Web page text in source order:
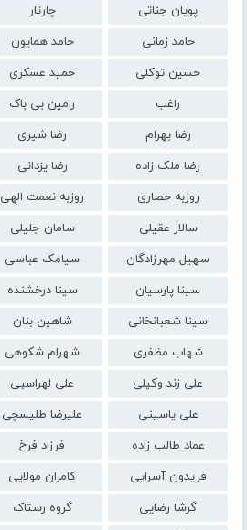
پویان جناتی
چارتار
حامد زمانی
حامد همایون
حسین توکلی
حمید عسکری
راغب
رامین بی باک
رضا بهرام
رضا شیری
رضا ملک زاده
رضا یزدانی
روزبه حصاری
روزبه نعمت الهی
سالار عقیلی
سامان جلیلی
سهیل مهرزادگان
سیامک عباسی
سینا پارسیان
سینا درخشنده
سینا شعبانخانی
شاهین بنان
شهاب مظفری
شهرام شکوهی
علی زند وکیلی
علی لهراسبی
علی یاسینی
علیرضا طلیسچی
عماد طالب زاده
فرزاد فرخ
فریدون آسرایی
کامران مولایی
گرشا رضایی
گروه رستاک